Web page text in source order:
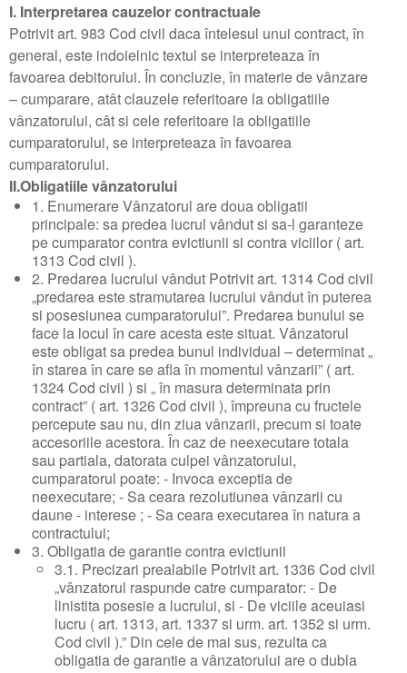
I. Interpretarea cauzelor contractuale
Potrivit art. 983 Cod civil daca întelesul unui contract, în
general, este indoielnic textul se interpreteaza în
favoarea debitorului. În concluzie, în materie de vânzare
– cumparare, atât clauzele referitoare la obligatiile
vânzatorului, cât si cele referitoare la obligatiile
cumparatorului, se interpreteaza în favoarea
cumparatorului.
II.Obligatiile vânzatorului
1. Enumerare Vânzatorul are doua obligatii
principale: sa predea lucrul vândut si sa-l garanteze
pe cumparator contra evictiunii si contra viciilor ( art.
1313 Cod civil ).
2. Predarea lucrului vândut Potrivit art. 1314 Cod civil
„predarea este stramutarea lucrului vândut în puterea
si posesiunea cumparatorului”. Predarea bunului se
face la locul în care acesta este situat. Vânzatorul
este obligat sa predea bunul individual – determinat „
în starea în care se afla în momentul vânzarii” ( art.
1324 Cod civil ) si „ în masura determinata prin
contract” ( art. 1326 Cod civil ), împreuna cu fructele
percepute sau nu, din ziua vânzarii, precum si toate
accesoriile acestora. În caz de neexecutare totala
sau partiala, datorata culpei vânzatorului,
cumparatorul poate: - Invoca exceptia de
neexecutare; - Sa ceara rezolutiunea vânzarii cu
daune - interese ; - Sa ceara executarea în natura a
contractului;
3. Obligatia de garantie contra evictiunii
3.1. Precizari prealabile Potrivit art. 1336 Cod civil
„vânzatorul raspunde catre cumparator: - De
linistita posesie a lucrului, si - De viciile aceuiasi
lucru ( art. 1313, art. 1337 si urm. art. 1352 si urm.
Cod civil ).” Din cele de mai sus, rezulta ca
obligatia de garantie a vânzatorului are o dubla